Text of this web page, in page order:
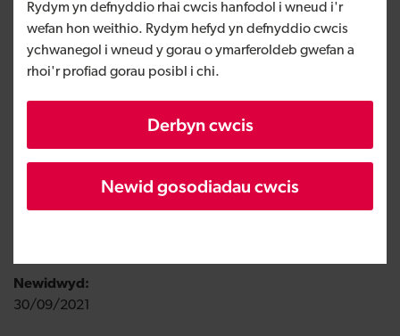
Rydym yn defnyddio rhai cwcis hanfodol i wneud i'r
wefan hon weithio. Rydym hefyd yn defnyddio cwcis
ychwanegol i wneud y gorau o ymarferoldeb gwefan a
rhoi'r profiad gorau posibl i chi.
Derbyn cwcis
Newid gosodiadau cwcis
Banc Datblygu Cymru yn
cefnogi CCC llwyddiannus
BiVictriX Therapeutics ar y
Farchnad Fuddsoddi Amgen
Wedi ei gyhoeddi:
Newidwyd:
30/09/2021